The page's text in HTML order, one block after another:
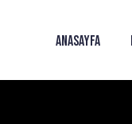
ANASAYFA